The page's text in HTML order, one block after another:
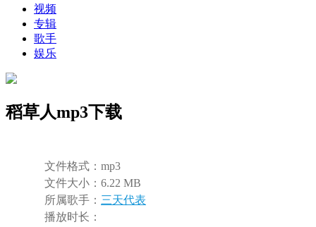
视频
专辑
歌手
娱乐
稻草人mp3下载
文件格式： mp3
文件大小： 6.22 MB
所属歌手： 三天代表
播放时长：